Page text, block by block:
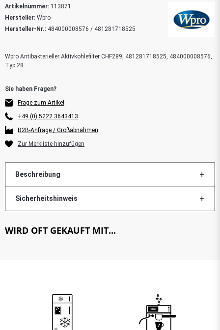
Artikelnummer: 113871
Hersteller: Wpro
Hersteller-Nr.: 484000008576 / 481281718525
Wpro Antibakterieller Aktivkohlefilter CHF289, 481281718525, 484000008576,
Typ 28
Frage zum Artikel
+49 (0) 5222 3643413
B2B-Anfrage / Großabnahmen
Beschreibung
Sicherheitshinweis
WIRD OFT GEKAUFT MIT...